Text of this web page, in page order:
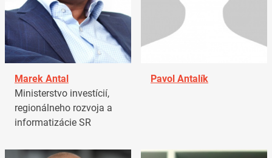
Marek Antal
Ministerstvo investícií,
regionálneho rozvoja a
informatizácie SR
Pavol Antalík